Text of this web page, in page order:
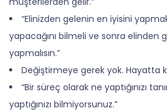
“Elinizden gelenin en iyisini
yapacağını bilmeli ve sonra elinden
yapmalısın.”
Değiştirmeye gerek yok. Hayatta
“Bir süreç olarak ne yaptığınızı
yaptığınızı bilmiyorsunuz.”